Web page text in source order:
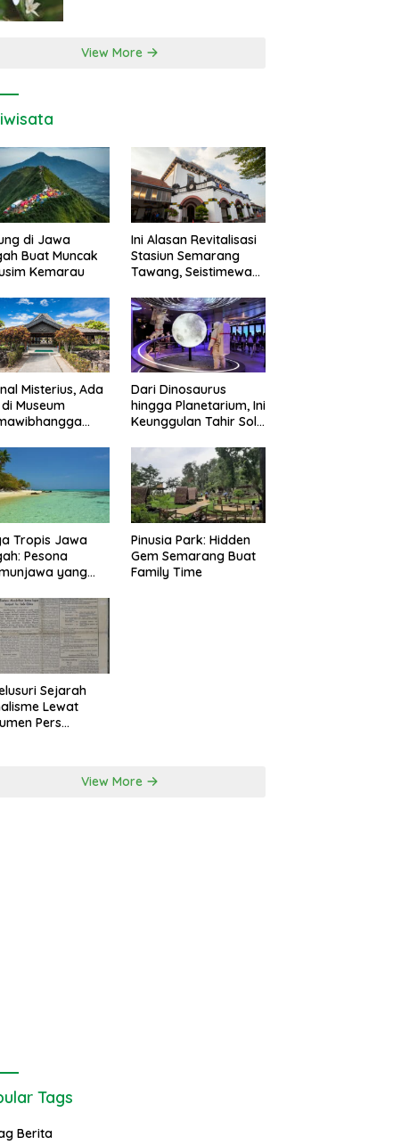
View More
di Jawa
Buat Muncak
Kemarau
Ini Alasan Revitalisasi
Stasiun Semarang
Tawang, Seistimewa
Misterius, Ada
Museum
Dari Dinosaurus
hingga Planetarium, Ini
Keunggulan Tahir Solo
Tropis Jawa
Pesona
yang
Pinusia Park: Hidden
Gem Semarang Buat
Family Time
Sejarah
Lewat
Pers
View More
Tags
Berita